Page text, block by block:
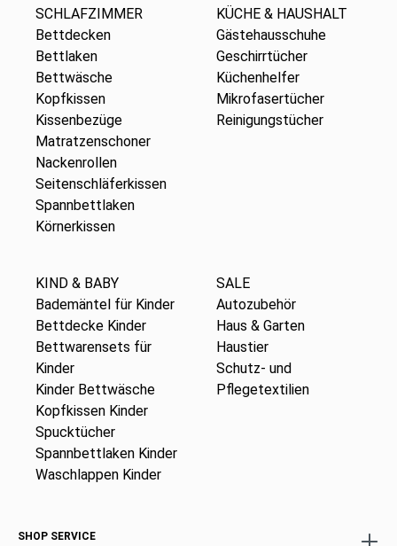
SCHLAFZIMMER
Bettdecken
Bettlaken
Bettwäsche
Kopfkissen
Kissenbezüge
Matratzenschoner
Nackenrollen
Seitenschläferkissen
Spannbettlaken
Körnerkissen
KÜCHE & HAUSHALT
Gästehausschuhe
Geschirrtücher
Küchenhelfer
Mikrofasertücher
Reinigungstücher
KIND & BABY
Bademäntel für Kinder
Bettdecke Kinder
Bettwarensets für
Kinder
Kinder Bettwäsche
Kopfkissen Kinder
Spucktücher
Spannbettlaken Kinder
Waschlappen Kinder
SALE
Autozubehör
Haus & Garten
Haustier
Schutz- und
Pflegetextilien
SHOP SERVICE